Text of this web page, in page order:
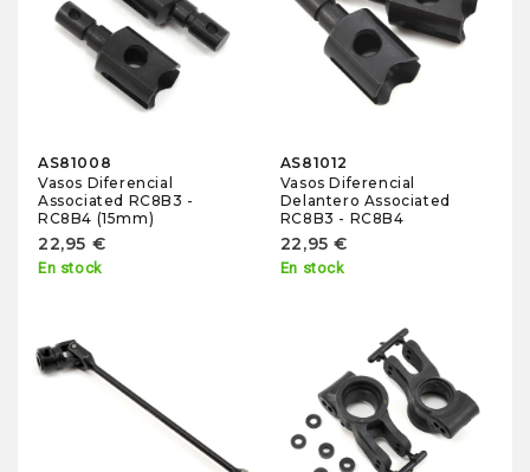
AS81008
Vasos Diferencial
Associated RC8B3 -
RC8B4 (15mm)
22,95 €
En stock
AS81012
Vasos Diferencial
Delantero Associated
RC8B3 - RC8B4
22,95 €
En stock